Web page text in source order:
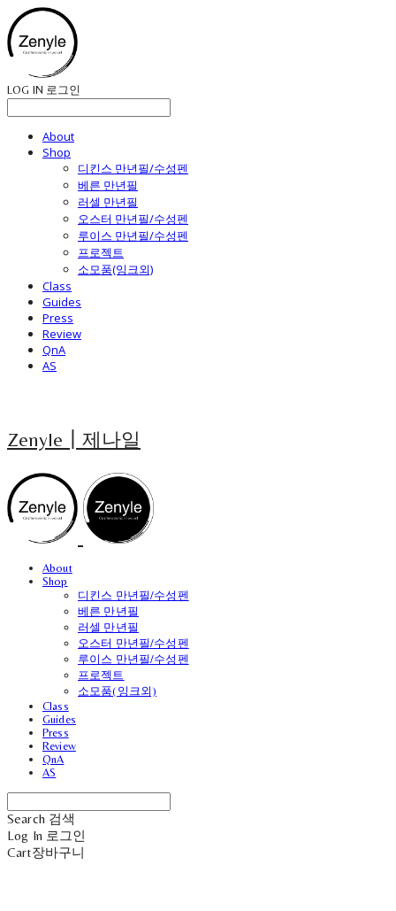
LOG IN 로그인
About
Shop
디킨스 만년필/수성펜
베른 만년필
러셀 만년필
오스터 만년필/수성펜
루이스 만년필/수성펜
프로젝트
소모품(잉크외)
Class
Guides
Press
Review
QnA
AS
Zenyle┃제나일
About
Shop
디킨스 만년필/수성펜
베른 만년필
러셀 만년필
오스터 만년필/수성펜
루이스 만년필/수성펜
프로젝트
소모품(잉크외)
Class
Guides
Press
Review
QnA
AS
Search 검색
Log In 로그인
Cart장바구니